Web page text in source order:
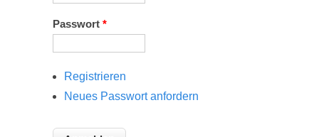
Passwort *
Registrieren
Neues Passwort anfordern